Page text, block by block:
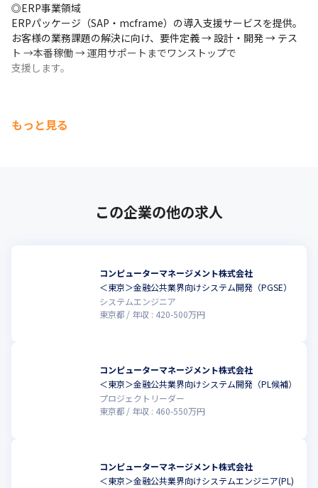
◎ERP事業領域
ERPパッケージ（SAP・mcframe）の導入支援サービスを提供。
お客様の業務課題の解決に向け、要件定義 → 設計・開発 → テス
ト →本番稼働 → 運用サポートまでワンストップで
支援します。
もっと見る
この企業の他の求人
コンピューターマネージメント株式会社
＜東京＞金融公共業界向けシステム開発（PGSE）
システムエンジニア
東京都
年収 : 420-500万円
コンピューターマネージメント株式会社
＜東京＞金融公共業界向けシステム開発（PL候補）
プロジェクトリーダー
東京都
年収 : 460-550万円
コンピューターマネージメント株式会社
＜東京＞金融公共業界向けシステムエンジニア(PL)